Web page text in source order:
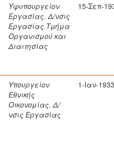
Υφυπουργείον
Εργασίας. Δ/νσις
Εργασίας.Τμήμα
Οργανισμού και
Διαιτησίας
15-Σεπ-
Υπουργείον
Εθνικής
Οικονομίας. Δ/
νσις Εργασίας
1-Ιαν-1933